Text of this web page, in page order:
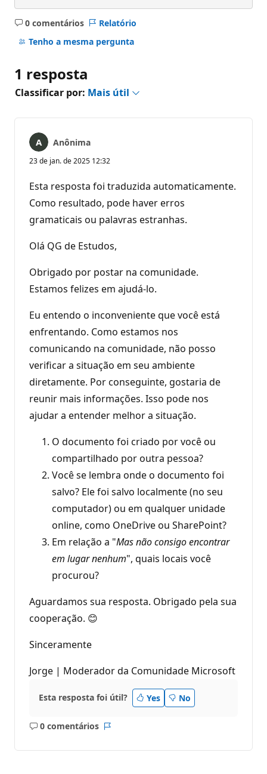
0 comentários
Sem
comentários
Relatório
Tenho a mesma pergunta
1 resposta
Classificar por: Mais útil
Anônima
23 de jan. de 2025 12:32
Esta resposta foi traduzida automaticamente.
Como resultado, pode haver erros
gramaticais ou palavras estranhas.
Olá QG de Estudos,
Obrigado por postar na comunidade.
Estamos felizes em ajudá-lo.
Eu entendo o inconveniente que você está
enfrentando. Como estamos nos
comunicando na comunidade, não posso
verificar a situação em seu ambiente
diretamente. Por conseguinte, gostaria de
reunir mais informações. Isso pode nos
ajudar a entender melhor a situação.
O documento foi criado por você ou
compartilhado por outra pessoa?
Você se lembra onde o documento foi
salvo? Ele foi salvo localmente (no seu
computador) ou em qualquer unidade
online, como OneDrive ou SharePoint?
Em relação a "Mas não consigo encontrar
em lugar nenhum", quais locais você
procurou?
Aguardamos sua resposta. Obrigado pela sua
cooperação. 😊
Sinceramente
Jorge | Moderador da Comunidade Microsoft
Esta resposta foi útil? Yes No
0 comentários
Sem